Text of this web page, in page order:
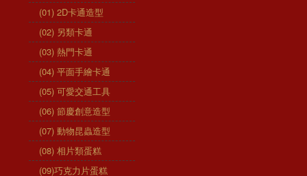
(01) 2D卡通造型
(02) 另類卡通
(03) 熱門卡通
(04) 平面手繪卡通
(05) 可愛交通工具
(06) 節慶創意造型
(07) 動物昆蟲造型
(08) 相片類蛋糕
(09)巧克力片蛋糕